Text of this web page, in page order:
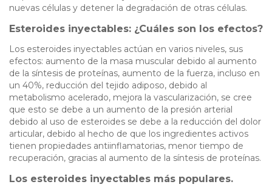
nuevas células y detener la degradación de otras células.
Esteroides inyectables: ¿Cuáles son los efectos?
Los esteroides inyectables actúan en varios niveles, sus
efectos: aumento de la masa muscular debido al aumento
de la síntesis de proteínas, aumento de la fuerza, incluso en
un 40%, reducción del tejido adiposo, debido al
metabolismo acelerado, mejora la vascularización, se cree
que esto se debe a un aumento de la presión arterial
debido al uso de esteroides se debe a la reducción del dolor
articular, debido al hecho de que los ingredientes activos
tienen propiedades antiinflamatorias, menor tiempo de
recuperación, gracias al aumento de la síntesis de proteínas.
Los esteroides inyectables más populares.